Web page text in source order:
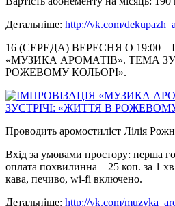
Детальніше: http://vk.com/dekupazh_
16 (СЕРЕДА) ВЕРЕСНЯ О 19:00 –
«МУЗИКА АРОМАТІВ». ТЕМА
РОЖЕВОМУ КОЛЬОРІ».
Проводить аромостиліст Лілія
Вхід за умовами простору: перша
оплата похвилинна – 25 коп. за 1
кава, печиво, wi-fi включено.
Детальніше: http://vk.com/